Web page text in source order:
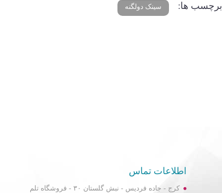
برچسب ها: سینک دولگنه
اطلاعات تماس
کرج - جاده فردیس - نبش گلستان ۳۰ - فروشگاه تلم